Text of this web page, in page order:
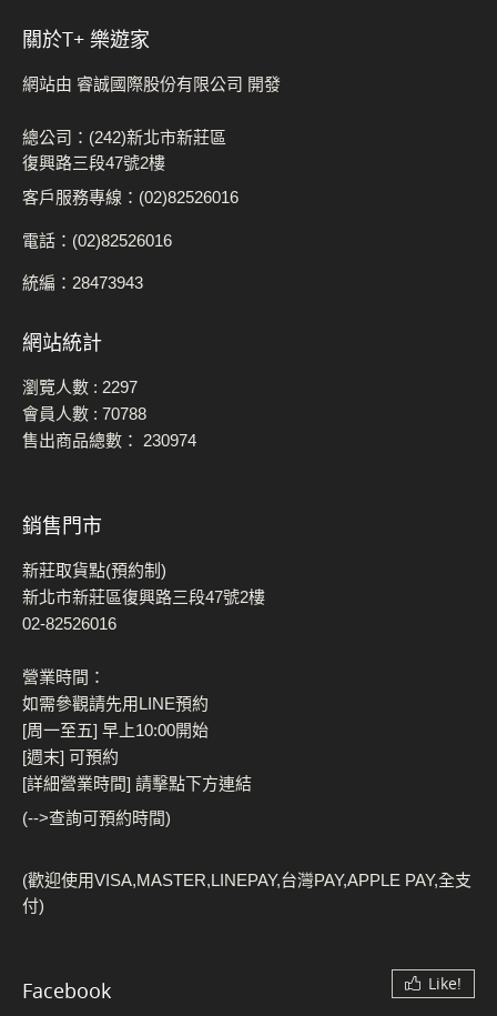
關於t+ 樂遊家
網站由 睿誠國際股份有限公司 開發
總公司：(242)新北市新莊區
復興路三段47號2樓
客戶服務專線：(02)82526016
電話：(02)82526016
統編：28473943
網站統計
瀏覽人數 : 2297
會員人數 : 70788
售出商品總數： 230974
銷售門市
新莊取貨點(預約制)
新北市新莊區復興路三段47號2樓
02-82526016
營業時間：
如需參觀請先用LINE預約
[周一至五] 早上10:00開始
[週末] 可預約
[詳細營業時間] 請擊點下方連結
(-->查詢可預約時間)
(歡迎使用VISA,MASTER,LINEPAY,台灣PAY,APPLE PAY,全支
付)
Facebook Like!